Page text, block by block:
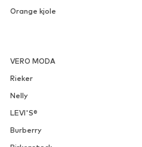
Orange kjole
VERO MODA
Rieker
Nelly
LEVI'S®
Burberry